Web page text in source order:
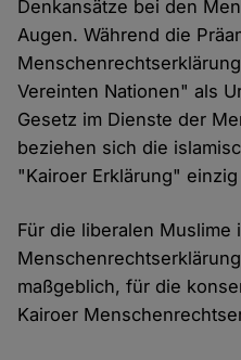
Denkansätze bei den
Augen. Während die
Vereinten Nationen" als
Gesetz im Dienste der
beziehen sich die
"Kairoer Erklärung"
Für die liberalen Muslime
maßgeblich, für die
Kairoer